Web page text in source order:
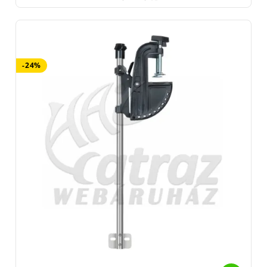
Ezért is ajánljuk mindenkinek aReiva pergető táskáit. Minden
horgász megtalálja a neki megfelelő változatot a kínálatukból.
Nemcsak rendkívül mutatósak a letisztult formáikkal, színeikkel,
de legalább ennyire praktikusak is.A gyártás és kidolgozás
minősége is tökéletes.
Ezek a táskák az egyik legjobb minőséget
képviselik nagyon megfizethető áron. Minden táska tartozéka a
twisterálló doboz, melyek nélkül elképzelhetetlen a műcsalik
biztonságos tárolása.
fiatal fejlesztő csapata természetesen nem elégedett
meg egy pergető táska programmal. Amegjelenő aprócikkek,
végszerelékekkiválasztásánál is a lehető legjobb minőség
elérése volt a cél. A biztonság, az erő, a megbízhatóság. Mi más
vezérelhette volna a fejlesztőket. Így érték el, hogy minden
Reivatermékekkel egyre több csatát
-24%